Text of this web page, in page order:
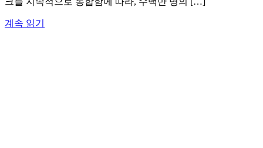
계속 읽기